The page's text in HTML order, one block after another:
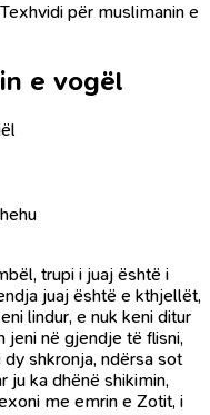
Texhvidi për muslimanin e
e vogël
trupi i juaj është i
juaj është e kthjellët,
lindur, e nuk keni ditur
jeni në gjendje të flisni,
dy shkronja, ndërsa sot
ju ka dhënë shikimin,
me emrin e Zotit, i